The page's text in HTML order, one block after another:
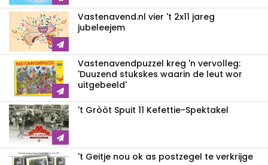
Vastenavend.nl vier 't 2x11 jareg
jubeleejem
Vastenavendpuzzel kreg 'n vervolleg:
'Duuzend stukskes waarin de leut wor
uitgebeeld'
't Gròòt Spuit 11 Kefettie-Spektakel
't Geitje nou ok as postzegel te verkrijge